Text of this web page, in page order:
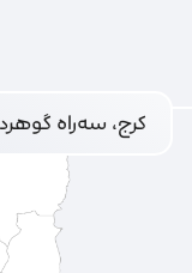
کرج، سه‌راه